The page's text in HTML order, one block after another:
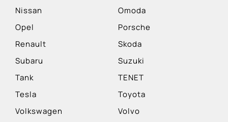
Nissan
Omoda
Opel
Porsche
Renault
Skoda
Subaru
Suzuki
Tank
TENET
Tesla
Toyota
Volkswagen
Volvo